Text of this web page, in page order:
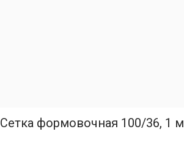
Сетка формовочная 100/36, 1 м